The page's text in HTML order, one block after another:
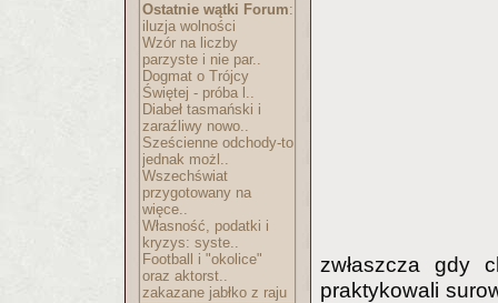
Ostatnie wątki Forum:
iluzja wolności
Wzór na liczby
parzyste i nie par..
Dogmat o Trójcy
Świętej - próba l..
Diabeł tasmański i
zaraźliwy nowo..
Sześcienne odchody-to
jednak możl..
Wszechświat
przygotowany na
więce..
Własność, podatki i
kryzys: syste..
Football i "okolice"
oraz aktorst..
zakazane jabłko z raju
zwłaszcza gdy
praktykowali